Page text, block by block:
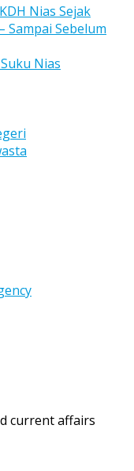
Nias Sejak
Sampai Sebelum
Nias
current affairs